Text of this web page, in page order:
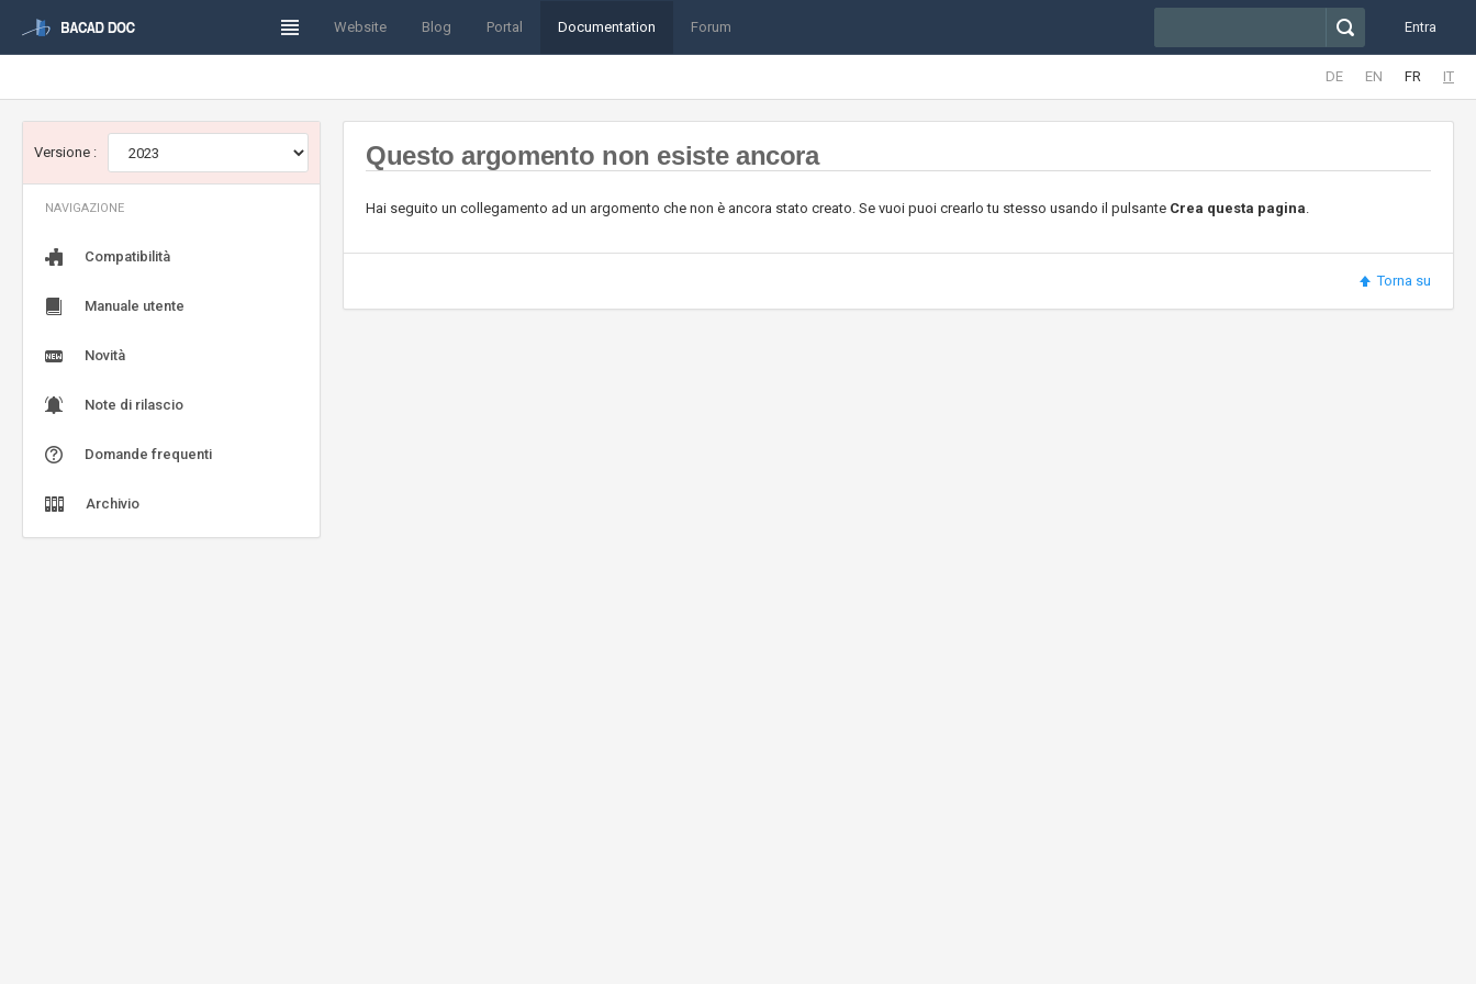
Website Blog Portal Documentation Forum Entra
DE EN FR IT
Versione :
NAVIGAZIONE
Compatibilità
Manuale utente
Novità
Note di rilascio
Domande frequenti
Archivio
Questo argomento non esiste ancora
Hai seguito un collegamento ad un argomento che non è ancora stato creato. Se vuoi puoi crearlo tu stesso usando il pulsante Crea questa pagina.
Torna su